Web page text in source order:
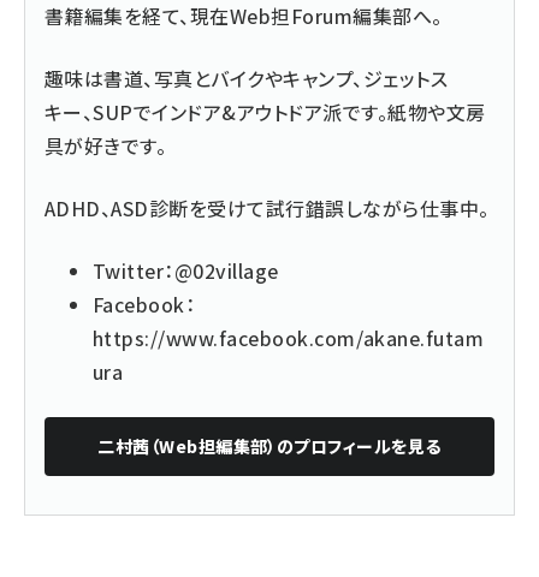
書籍編集を経て、現在Web担Forum編集部へ。
趣味は書道、写真とバイクやキャンプ、ジェットス
キー、SUPでインドア&アウトドア派です。紙物や文房
具が好きです。
ADHD、ASD診断を受けて試行錯誤しながら仕事中。
Twitter：@02village
Facebook：
https://www.facebook.com/akane.futam
ura
二村茜（Web担編集部） のプロフィールを見る